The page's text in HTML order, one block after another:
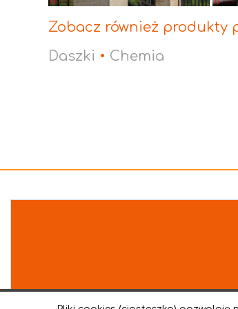
Zobacz również produkty
Daszki • Chemia